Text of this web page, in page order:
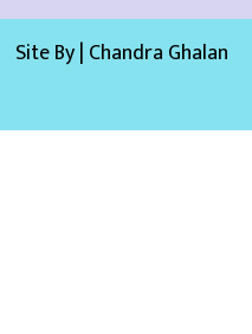
Site By | Chandra Ghalan